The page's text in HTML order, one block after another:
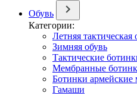
Обувь
Категории:
Летняя тактическая
Зимняя обувь
Тактические
Мембранные
Ботинки армейские
Гамаши